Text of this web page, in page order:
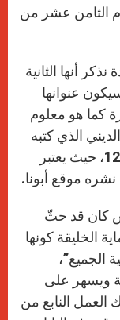
الثامن عشر من
أنها الثانية
عنوانها
كما هو معلوم
الذي كتبه
القديس فرنسيس الأسيزي في ربيع 1225، حيث يعتبر
موقع أبونا.
كان قد حثّ
الخليقة كونها
الجميع”،
ويسهر على
العمل النابع من